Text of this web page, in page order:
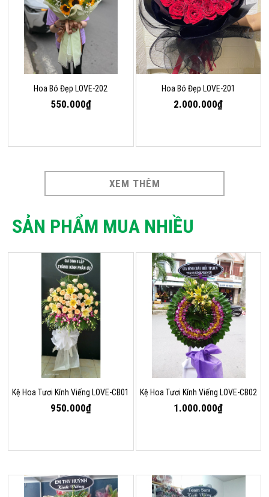
Hoa Bó Đẹp LOVE-202
550.000₫
Hoa Bó Đẹp LOVE-201
2.000.000₫
XEM THÊM
SẢN PHẨM MUA NHIỀU
Kệ Hoa Tươi Kính Viếng LOVE-CB01
950.000₫
Kệ Hoa Tươi Kính Viếng LOVE-CB02
1.000.000₫